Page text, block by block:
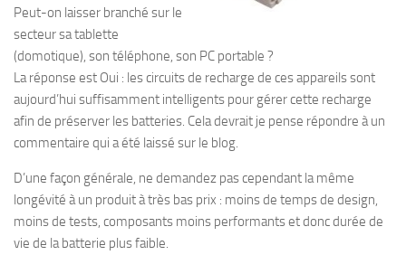
Peut-on laisser branché sur le
secteur sa tablette
(domotique), son téléphone, son PC portable ?
La réponse est Oui : les circuits de recharge de ces appareils sont
aujourd’hui suffisamment intelligents pour gérer cette recharge
afin de préserver les batteries. Cela devrait je pense répondre à un
commentaire qui a été laissé sur le blog.
D’une façon générale, ne demandez pas cependant la même
longévité à un produit à très bas prix : moins de temps de design,
moins de tests, composants moins performants et donc durée de
vie de la batterie plus faible.